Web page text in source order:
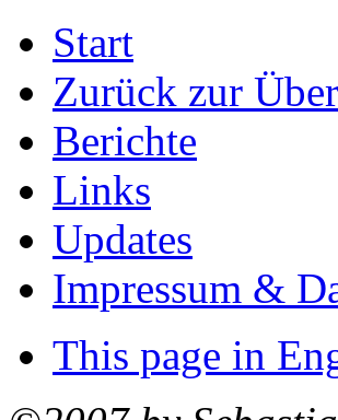
Start
Zurück zur
Berichte
Links
Updates
Impressum &
This page in